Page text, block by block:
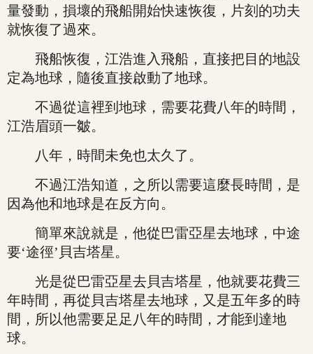
量發動，損壞的飛船開始快速恢復，片刻的功夫
就恢復了過來。
飛船恢復，江浩進入飛船，直接把目的地設
定為地球，隨後直接啟動了地球。
不過從這裡到地球，需要花費八年的時間，
江浩眉頭一皺。
八年，時間未免也太久了。
不過江浩知道，之所以需要這麼長時間，是
因為他和地球是在反方向。
簡單來說就是，他從巴雷亞星去地球，中途
要‘途徑’貝吉塔星。
光是從巴雷亞星去貝吉塔星，他就要花費三
年時間，再從貝吉塔星去地球，又是五年多的時
間，所以他需要足足八年的時間，才能到達地
球。